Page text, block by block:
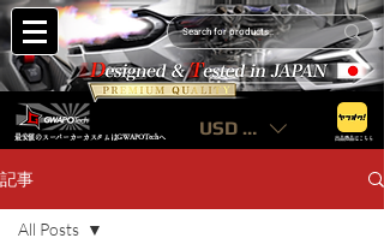
最安値のスーパーカーカスタムはGWAPOTechへ USD ($) 出品商品はこちら
記事
All Posts